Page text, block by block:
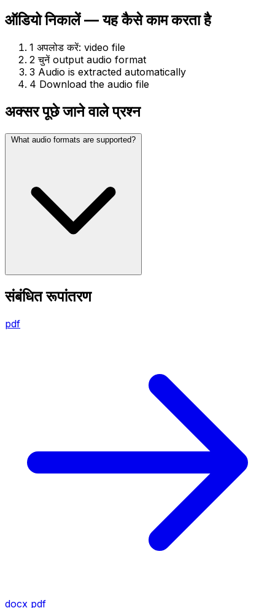
ऑडियो निकालें — यह कैसे काम करता है
1 अपलोड करें: video file
2 चुनें output audio format
3 Audio is extracted automatically
4 Download the audio file
अक्सर पूछे जाने वाले प्रश्न
What audio formats are supported?
संबंधित रूपांतरण
pdf
docx pdf